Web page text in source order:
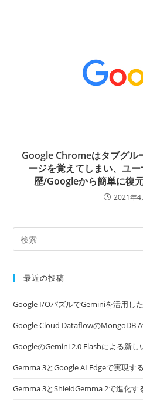
Google Chromeはタブグル
ージを覚えてしまい、ユ
歴/Googleから簡単に復
2021年4
最近の投稿
Google I/OパズルでGeminiを活用し
Google Cloud DataflowのMongoDB
GoogleのGemini 2.0 Flashによる新
Gemma 3とGoogle AI Edgeで実現す
Gemma 3とShieldGemma 2で進化す